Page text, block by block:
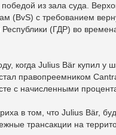
из зала суда.
(BvS) с требованием
(ГДР) во
когда Julius Bär купил у
правопреемником
с начисленными
в том, что Julius Bär,
трансакции на